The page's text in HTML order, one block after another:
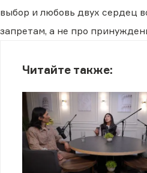
выбор и любовь двух сердец
запретам, а не про
Читайте также: